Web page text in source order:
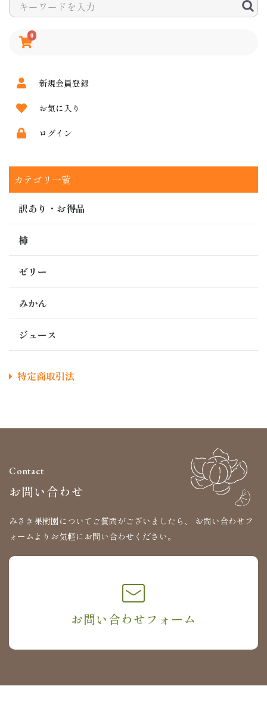
0
新規会員登録
お気に入り
ログイン
カテゴリ一覧
訳あり・お得品
柿
ゼリー
みかん
ジュース
特定商取引法
Contact
お問い合わせ
みさき果樹園についてご質問がございましたら、 お問い合わせフ
ォームよりお気軽にお問い合わせください。
お問い合わせフォーム